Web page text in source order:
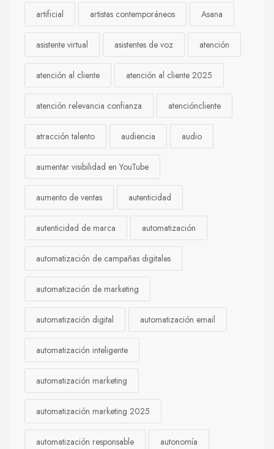
artificial artistas contemporáneos Asana
asistente virtual asistentes de voz atención
atención al cliente atención al cliente 2025
atención relevancia confianza atencióncliente
atracción talento audiencia audio
aumentar visibilidad en YouTube
aumento de ventas autenticidad
autenticidad de marca automatización
automatización de campañas digitales
automatización de marketing
automatización digital automatización email
automatización inteligente
automatización marketing
automatización marketing 2025
automatización responsable autonomía